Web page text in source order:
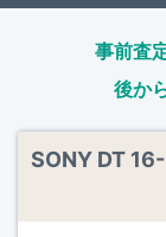
事前査
後か
SONY DT